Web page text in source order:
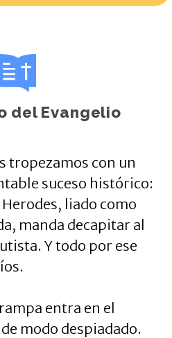
del Evangelio
tropezamos con un
suceso histórico:
liado como
manda decapitar al
Y todo por ese
entra en el
modo despiadado.